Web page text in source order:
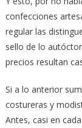
confecciones
regular las
sello de lo
precios resultan
Si a lo anterior
costureras y
Antes, casi en